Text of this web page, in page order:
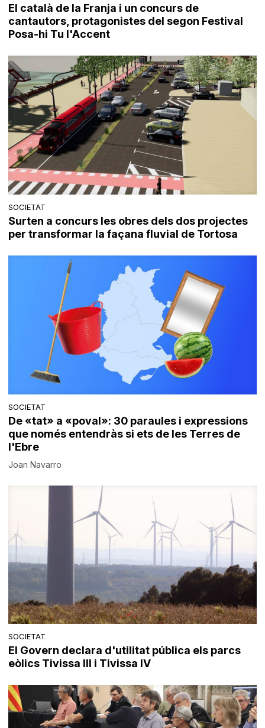
El català de la Franja i un concurs de
cantautors, protagonistes del segon Festival
Posa-hi Tu l'Accent
SOCIETAT
Surten a concurs les obres dels dos projectes
per transformar la façana fluvial de Tortosa
SOCIETAT
De «tat» a «poval»: 30 paraules i expressions
que només entendràs si ets de les Terres de
l'Ebre
Joan Navarro
SOCIETAT
El Govern declara d'utilitat pública els parcs
eòlics Tivissa III i Tivissa IV